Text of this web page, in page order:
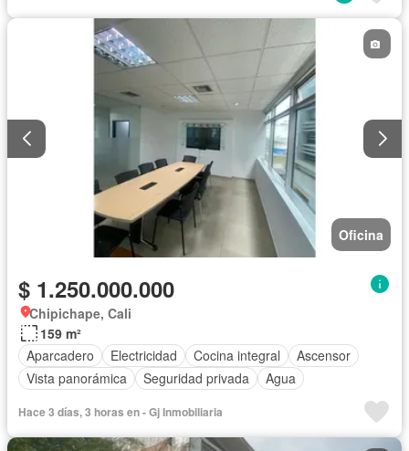
Oficina
$ 1.250.000.000
Chipichape, Cali
159 m²
Aparcadero
Electricidad Cocina integral
Ascensor
Vista panorámica
Seguridad privada Agua
Hace 3 días, 3 horas en - Gj Inmobiliaria